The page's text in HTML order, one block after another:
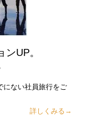
UP。
にない社員旅行をご
詳しくみる→